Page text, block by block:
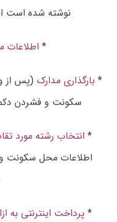
نوشته شده است
*
* بارگذاری مدارک (پس از
سکونت و فشردن
* انتخاب رشته مورد
اطلاعات محل سکونت
* پرداخت اینترنتی به ازای هر